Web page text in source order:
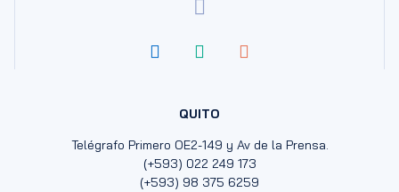
QUITO
Telégrafo Primero OE2-149 y Av de la Prensa.
(+593) 022 249 173
(+593) 98 375 6259